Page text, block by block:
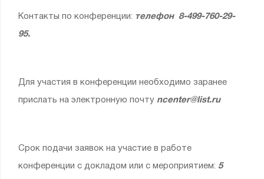
Контакты по конференции: телефон 8-499-760-29-
95.
Для участия в конференции необходимо заранее
прислать на электронную почту ncenter@list.ru
Срок подачи заявок на участие в работе
конференции с докладом или с мероприятием: 5